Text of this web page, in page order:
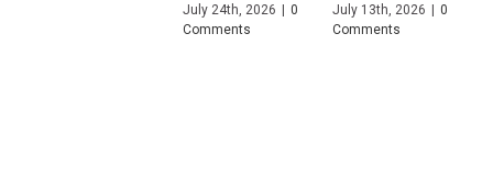
July 24th, 2026 | 0
Comments
July 13th, 2026 | 0
Comments